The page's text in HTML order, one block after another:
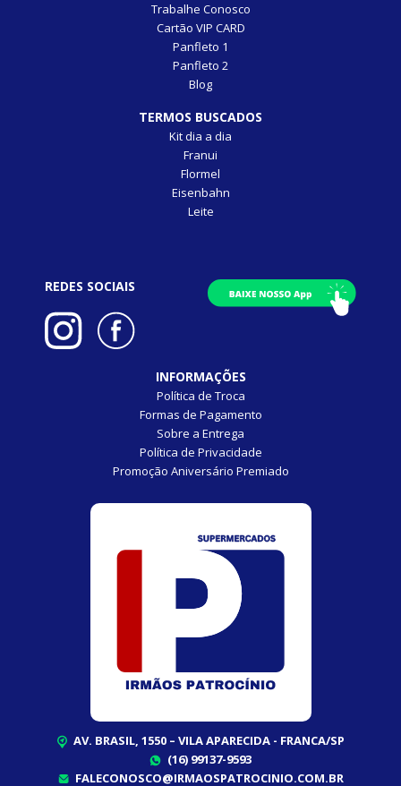
Trabalhe Conosco
Cartão VIP CARD
Panfleto 1
Panfleto 2
Blog
TERMOS BUSCADOS
Kit dia a dia
Franui
Flormel
Eisenbahn
Leite
REDES SOCIAIS
INFORMAÇÕES
Política de Troca
Formas de Pagamento
Sobre a Entrega
Política de Privacidade
Promoção Aniversário Premiado
AV. BRASIL, 1550 – VILA APARECIDA - FRANCA/SP
(16) 99137-9593
FALECONOSCO@IRMAOSPATROCINIO.COM.BR